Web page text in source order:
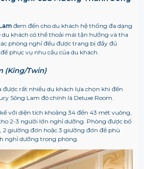
đem đến cho du khách hệ thống đa dạng
du khách có thể thoải mái tận hưởng và tha
phòng nghỉ đều được trang bị đầy đủ
phục vụ nhu cầu của du khách.
(King/Twin)
được rất nhiều du khách lựa chọn khi đến
Sông Lam đó chính là Deluxe Room.
với diện tích khoảng 34 đến 43 mét vuông,
2-3 người lớn nghỉ dưỡng. Phòng được bố
giường đơn hoặc 3 giường đơn để phù
nghỉ dưỡng trong phòng.